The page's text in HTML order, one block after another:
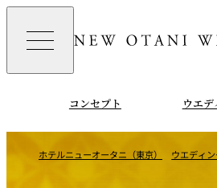
コンセプト ウエ
ホテルニューオータニ（東京） ウエディ